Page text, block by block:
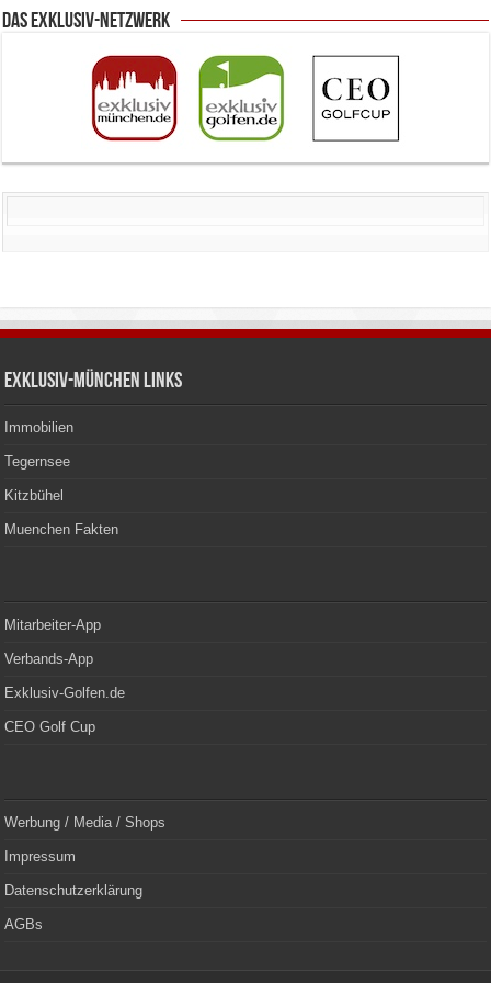
Das Exklusiv-Netzwerk
Exklusiv-München Links
Immobilien
Tegernsee
Kitzbühel
Muenchen Fakten
Mitarbeiter-App
Verbands-App
Exklusiv-Golfen.de
CEO Golf Cup
Werbung / Media / Shops
Impressum
Datenschutzerklärung
AGBs